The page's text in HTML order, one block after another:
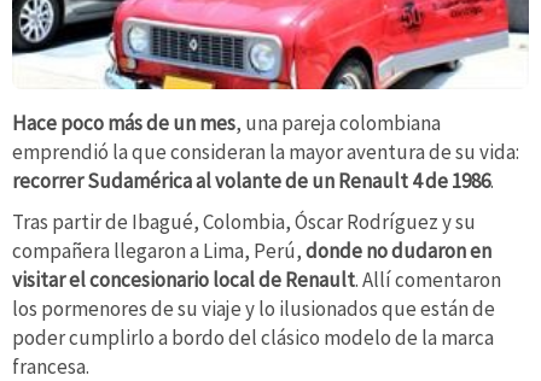
Hace poco más de un mes, una pareja colombiana
emprendió la que consideran la mayor aventura de su vida:
recorrer Sudamérica al volante de un Renault 4 de 1986.
Tras partir de Ibagué, Colombia, Óscar Rodríguez y su
compañera llegaron a Lima, Perú,donde no dudaron en
visitar el concesionario local de Renault. Allí comentaron
los pormenores de su viaje y lo ilusionados que están de
poder cumplirlo a bordo del clásico modelo de la marca
francesa.